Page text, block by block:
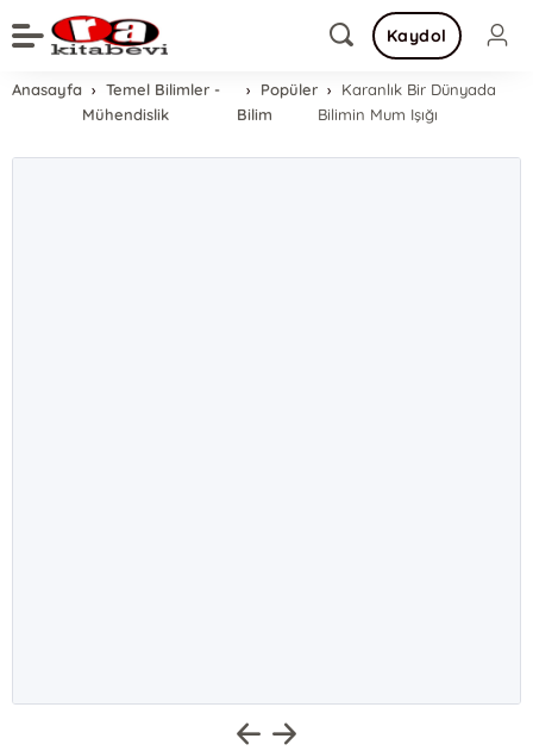
Kaydol
Anasayfa
Temel Bilimler -
Mühendislik
Popüler
Bilim
Karanlık Bir Dünyada
Bilimin Mum Işığı